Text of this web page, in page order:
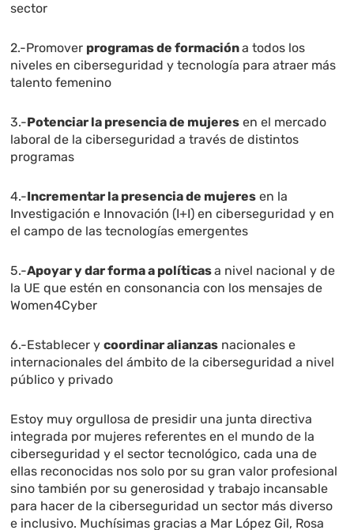
sector
2.-Promover programas de formacióna todos los
niveles en ciberseguridad y tecnología para atraer más
talento femenino
3.-Potenciar la presencia de mujeres en el mercado
laboral de la ciberseguridad a través de distintos
programas
4.-Incrementar la presencia de mujeres en la
Investigación e Innovación (I+I) en ciberseguridad y en
el campo de las tecnologías emergentes
5.-Apoyar y dar forma a políticasa nivel nacional y de
la UE que estén en consonancia con los mensajes de
Women4Cyber
6.-Establecer ycoordinar alianzas nacionales e
internacionales del ámbito de la ciberseguridad a nivel
público y privado
Estoy muy orgullosa de presidir una junta directiva
integrada por mujeres referentes en el mundo de la
ciberseguridad y el sector tecnológico, cada una de
ellas reconocidas nos solo por su gran valor profesional
sino también por su generosidad y trabajo incansable
para hacer de la ciberseguridad un sector más diverso
e inclusivo. Muchísimas gracias a Mar López Gil, Rosa